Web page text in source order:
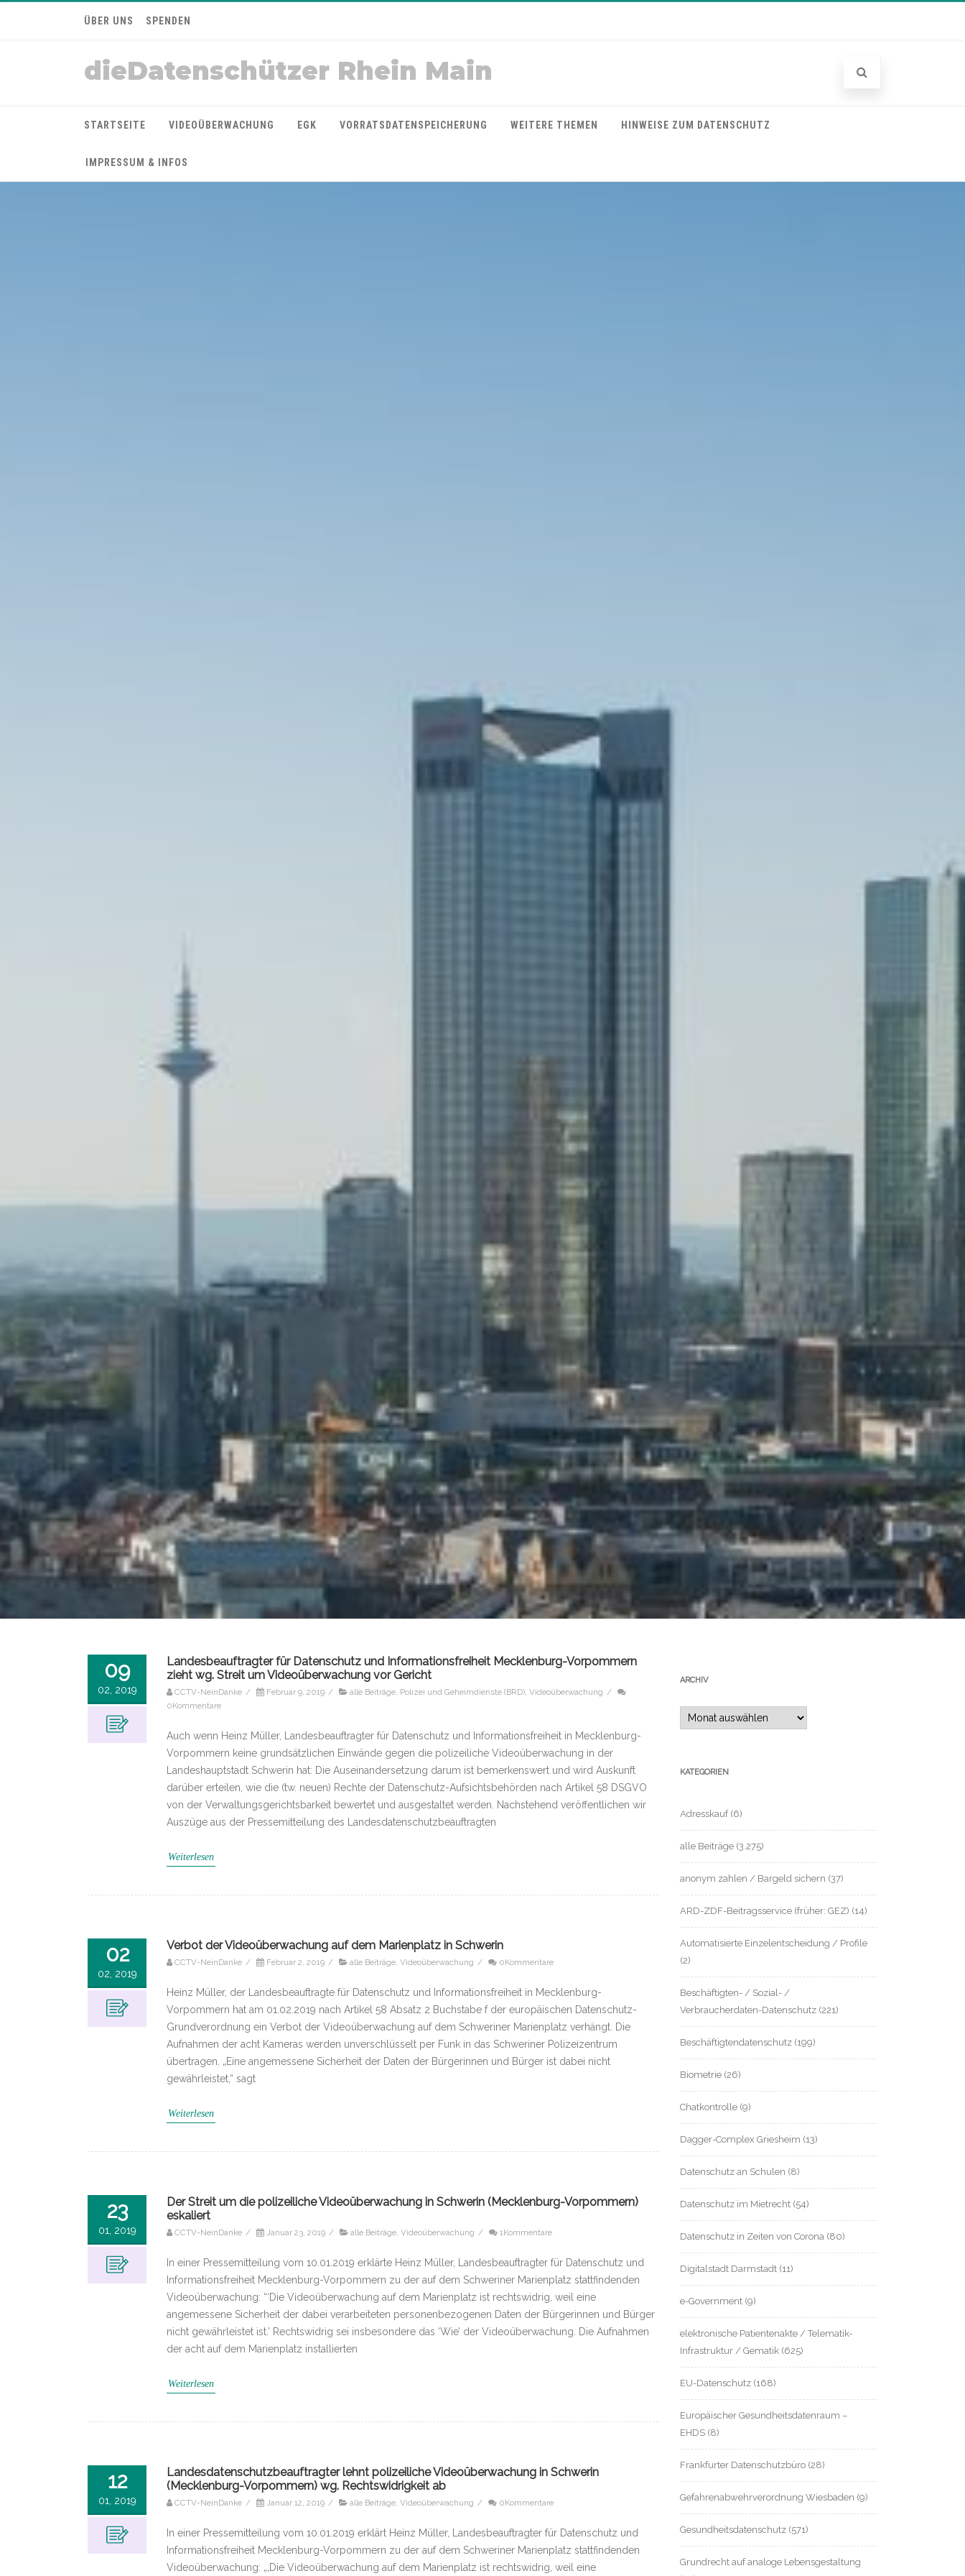
ÜBER UNS SPENDEN
dieDatenschützer Rhein Main
STARTSEITE VIDEOÜBERWACHUNG EGK VORRATSDATENSPEICHERUNG WEITERE THEMEN HINWEISE ZUM DATENSCHUTZ
IMPRESSUM & INFOS
09
02, 2019
Landesbeauftragter für Datenschutz und Informationsfreiheit Mecklenburg-Vorpommern
zieht wg. Streit um Videoüberwachung vor Gericht
CCTV-NeinDanke / Februar 9, 2019 / alle Beiträge Polizei und Geheimdienste (BRD) Videoüberwachung /
0Kommentare
Auch wenn Heinz Müller, Landesbeauftragter für Datenschutz und Informationsfreiheit in Mecklenburg-
Vorpommern keine grundsätzlichen Einwände gegen die polizeiliche Videoüberwachung in der
Landeshauptstadt Schwerin hat: Die Auseinandersetzung darum ist bemerkenswert und wird Auskunft
darüber erteilen, wie die (tw. neuen) Rechte der Datenschutz-Aufsichtsbehörden nach Artikel 58 DSGVO
von der Verwaltungsgerichtsbarkeit bewertet und ausgestaltet werden. Nachstehend veröffentlichen wir
Auszüge aus der Pressemitteilung des Landesdatenschutzbeauftragten
Weiterlesen
02
02, 2019
Verbot der Videoüberwachung auf dem Marienplatz in Schwerin
CCTV-NeinDanke / Februar 2, 2019 / alle Beiträge Videoüberwachung / 0Kommentare
Heinz Müller, der Landesbeauftragte für Datenschutz und Informationsfreiheit in Mecklenburg-
Vorpommern hat am 01.02.2019 nach Artikel 58 Absatz 2 Buchstabe f der europäischen Datenschutz-
Grundverordnung ein Verbot der Videoüberwachung auf dem Schweriner Marienplatz verhängt. Die
Aufnahmen der acht Kameras werden unverschlüsselt per Funk in das Schweriner Polizeizentrum
übertragen. „Eine angemessene Sicherheit der Daten der Bürgerinnen und Bürger ist dabei nicht
gewährleistet,“ sagt
Weiterlesen
23
01, 2019
Der Streit um die polizeiliche Videoüberwachung in Schwerin (Mecklenburg-Vorpommern)
eskaliert
CCTV-NeinDanke / Januar 23, 2019 / alle Beiträge Videoüberwachung / 1Kommentare
In einer Pressemitteilung vom 10.01.2019 erklärte Heinz Müller, Landesbeauftragter für Datenschutz und
Informationsfreiheit Mecklenburg-Vorpommern zu der auf dem Schweriner Marienplatz stattfindenden
Videoüberwachung: “‘Die Videoüberwachung auf dem Marienplatz ist rechtswidrig, weil eine
angemessene Sicherheit der dabei verarbeiteten personenbezogenen Daten der Bürgerinnen und Bürger
nicht gewährleistet ist.’ Rechtswidrig sei insbesondere das ‘Wie’ der Videoüberwachung. Die Aufnahmen
der acht auf dem Marienplatz installierten
Weiterlesen
12
01, 2019
Landesdatenschutzbeauftragter lehnt polizeiliche Videoüberwachung in Schwerin
(Mecklenburg-Vorpommern) wg. Rechtswidrigkeit ab
CCTV-NeinDanke / Januar 12, 2019 / alle Beiträge Videoüberwachung / 0Kommentare
In einer Pressemitteilung vom 10.01.2019 erklärt Heinz Müller, Landesbeauftragter für Datenschutz und
Informationsfreiheit Mecklenburg-Vorpommern zu der auf dem Schweriner Marienplatz stattfindenden
Videoüberwachung: „‚Die Videoüberwachung auf dem Marienplatz ist rechtswidrig, weil eine
ARCHIV
Archiv
KATEGORIEN
Adresskauf(6)
alle Beiträge (3.275)
anonym zahlen / Bargeld sichern (37)
ARD-ZDF-Beitragsservice (früher: GEZ) (14)
Automatisierte Einzelentscheidung / Profile
(2)
Beschäftigten- / Sozial- /
Verbraucherdaten-Datenschutz (221)
Beschäftigtendatenschutz (199)
Biometrie (26)
Chatkontrolle (9)
Dagger-Complex Griesheim (13)
Datenschutz an Schulen (8)
Datenschutz im Mietrecht (54)
Datenschutz in Zeiten von Corona (80)
Digitalstadt Darmstadt (11)
e-Government (9)
elektronische Patientenakte / Telematik-
Infrastruktur / Gematik (625)
EU-Datenschutz (168)
Europäischer Gesundheitsdatenraum –
EHDS (8)
Frankfurter Datenschutzbüro (28)
Gefahrenabwehrverordnung Wiesbaden (9)
Gesundheitsdatenschutz (571)
Grundrecht auf analoge Lebensgestaltung